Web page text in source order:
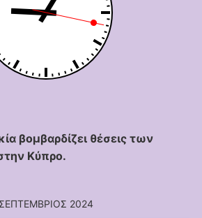
βομβαρδίζει θέσεις των
Κύπρο.
ΣΕΠΤΈΜΒΡΙΟΣ 2024